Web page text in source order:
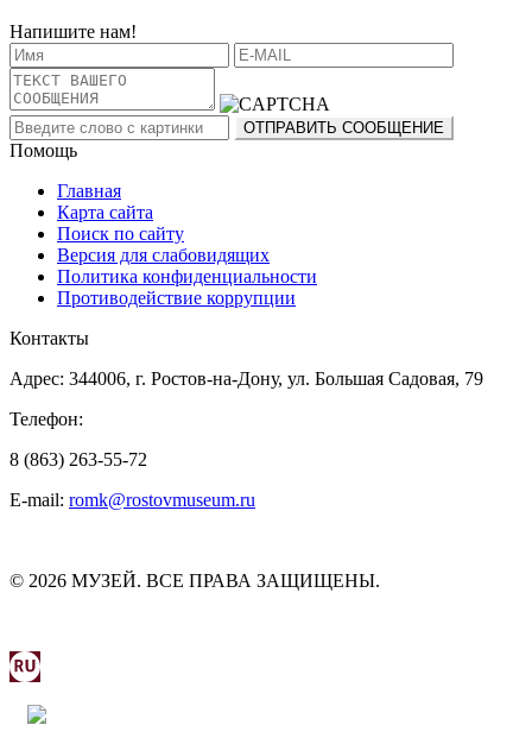
Напишите нам!
Помощь
Главная
Карта сайта
Поиск по сайту
Версия для слабовидящих
Политика конфиденциальности
Противодействие коррупции
Контакты
Адрес: 344006, г. Ростов-на-Дону, ул. Большая Садовая, 79
Телефон:
8 (863) 263-55-72
E-mail: romk@rostovmuseum.ru
© 2026 МУЗЕЙ. ВСЕ ПРАВА ЗАЩИЩЕНЫ.